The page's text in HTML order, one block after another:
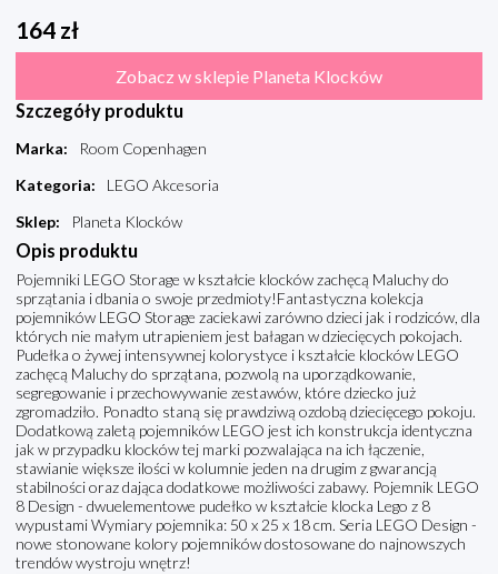
164 zł
Zobacz w sklepie Planeta Klocków
Szczegóły produktu
Marka:
Room Copenhagen
Kategoria:
LEGO Akcesoria
Sklep: Planeta Klocków
Opis produktu
Pojemniki LEGO Storage w kształcie klocków zachęcą Maluchy do
sprzątania i dbania o swoje przedmioty!Fantastyczna kolekcja
pojemników LEGO Storage zaciekawi zarówno dzieci jak i rodziców, dla
których nie małym utrapieniem jest bałagan w dziecięcych pokojach.
Pudełka o żywej intensywnej kolorystyce i kształcie klocków LEGO
zachęcą Maluchy do sprzątana, pozwolą na uporządkowanie,
segregowanie i przechowywanie zestawów, które dziecko już
zgromadziło. Ponadto staną się prawdziwą ozdobą dziecięcego pokoju.
Dodatkową zaletą pojemników LEGO jest ich konstrukcja identyczna
jak w przypadku klocków tej marki pozwalająca na ich łączenie,
stawianie większe ilości w kolumnie jeden na drugim z gwarancją
stabilności oraz dająca dodatkowe możliwości zabawy. Pojemnik LEGO
8 Design - dwuelementowe pudełko w kształcie klocka Lego z 8
wypustami Wymiary pojemnika: 50 x 25 x 18 cm. Seria LEGO Design -
nowe stonowane kolory pojemników dostosowane do najnowszych
trendów wystroju wnętrz!